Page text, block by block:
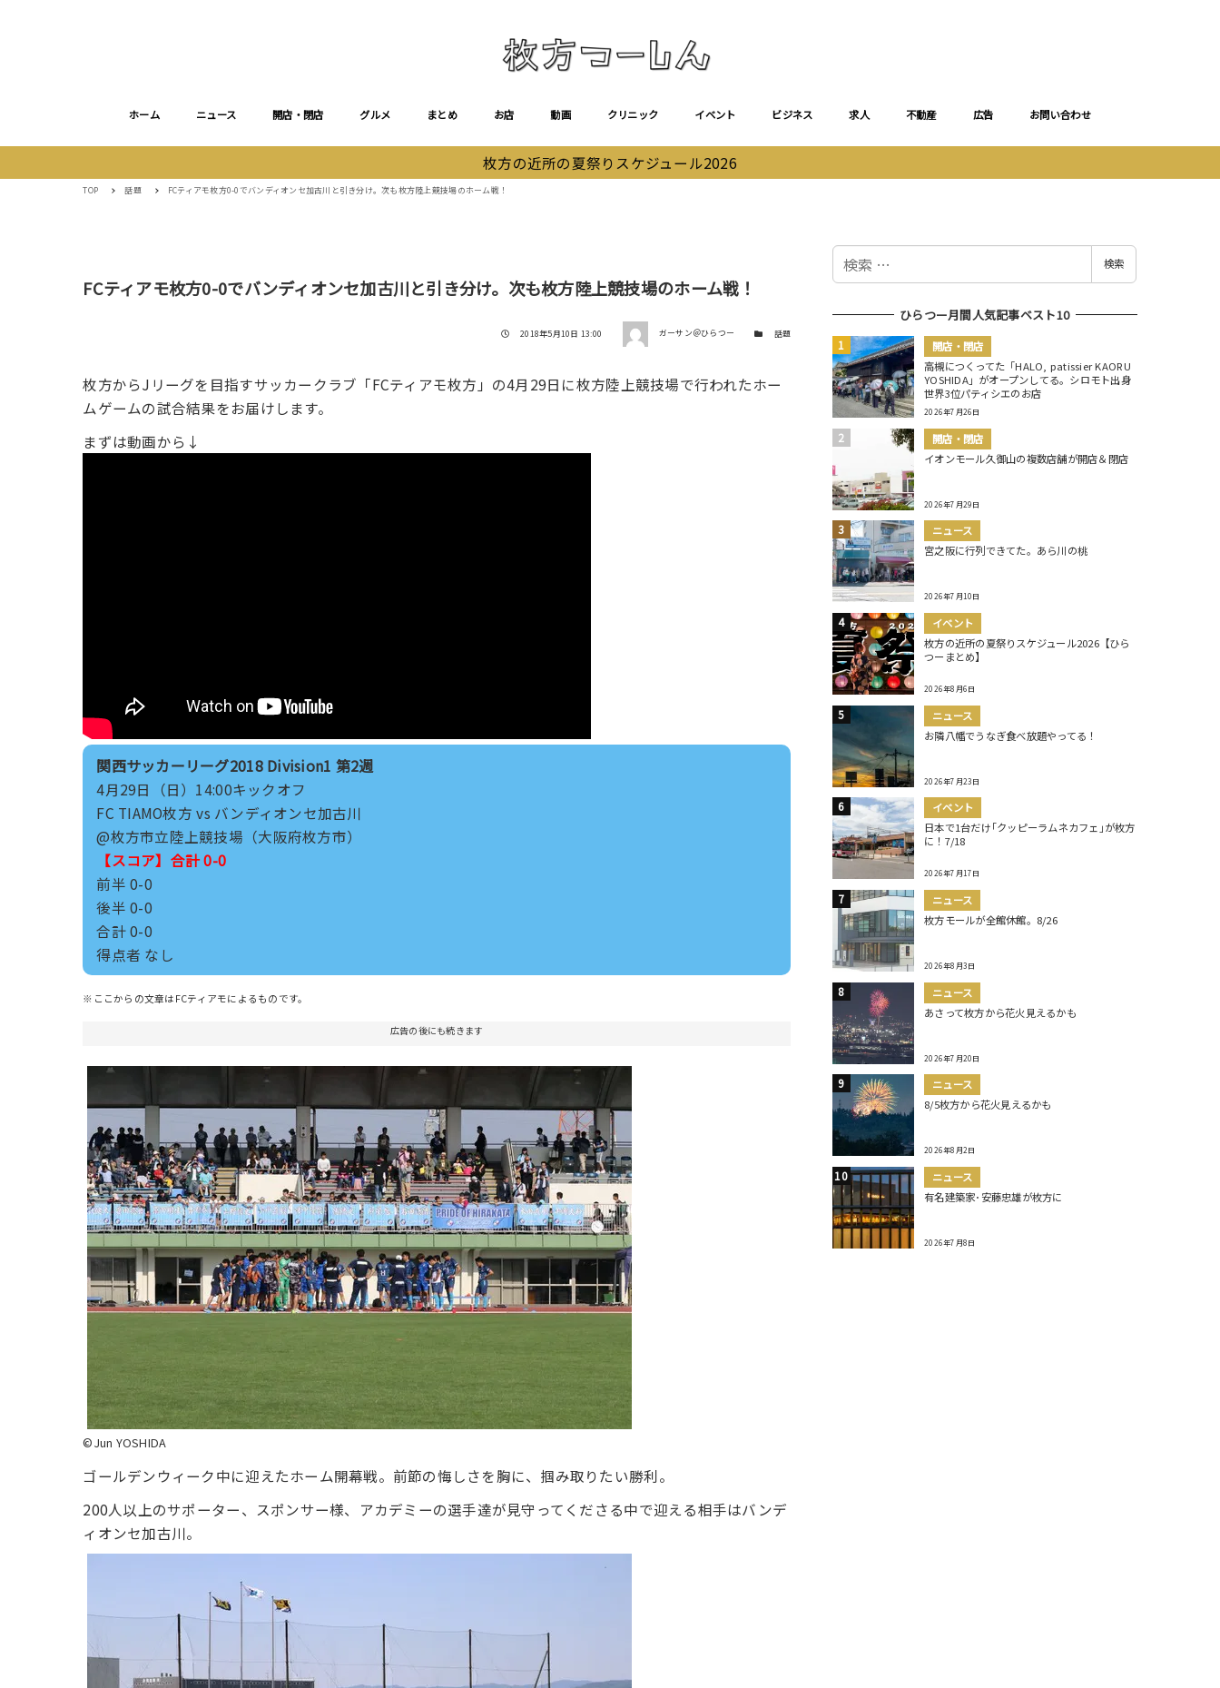
ホーム ニュース 開店・閉店 グルメ まとめ お店 動画 クリニック イベント ビジネス 求人 不動産 広告 お問い合わせ
枚方の近所の夏祭りスケジュール2026
TOP 話題 FCティアモ枚方0-0でバンディオンセ加古川と引き分け。次も枚方陸上競技場のホーム戦！
FCティアモ枚方0-0でバンディオンセ加古川と引き分け。次も枚方陸上競技場のホーム戦！
投稿日
2018年5月10日 13:00 著者 ガーサン＠ひらつー カテゴリー
話題
枚方からJリーグを目指すサッカークラブ「FCティアモ枚方」の4月29日に枚方陸上競技場で行われたホー
ムゲームの試合結果をお届けします。
まずは動画から↓
関西サッカーリーグ2018 Division1 第2週
4月29日（日）14:00キックオフ
FC TIAMO枚方 vs バンディオンセ加古川
@枚方市立陸上競技場（大阪府枚方市）
【スコア】合計 0-0
前半 0-0
後半 0-0
合計 0-0
得点者 なし
※ここからの文章はFCティアモによるものです。
広告の後にも続きます
©Jun YOSHIDA
ゴールデンウィーク中に迎えたホーム開幕戦。前節の悔しさを胸に、掴み取りたい勝利。
200人以上のサポーター、スポンサー様、アカデミーの選手達が見守ってくださる中で迎える相手はバンデ
ィオンセ加古川。
検
検索
ひらつー月間人気記事ベスト10
開店・閉店
高槻につくってた「HALO, patissier KAORU
YOSHIDA」がオープンしてる。シロモト出身
世界3位パティシエのお店
2026年7月26日
開店・閉店
イオンモール久御山の複数店舗が開店＆閉店
2026年7月29日
ニュース
宮之阪に行列できてた。あら川の桃
2026年7月10日
イベント
枚方の近所の夏祭りスケジュール2026【ひら
つーまとめ】
2026年8月6日
ニュース
お隣八幡でうなぎ食べ放題やってる！
2026年7月23日
イベント
日本で1台だけ｢クッピーラムネカフェ｣が枚方
に！7/18
2026年7月17日
ニュース
枚方モールが全館休館。8/26
2026年8月3日
ニュース
あさって枚方から花火見えるかも
2026年7月20日
ニュース
8/5枚方から花火見えるかも
2026年8月2日
ニュース
有名建築家･安藤忠雄が枚方に
2026年7月8日